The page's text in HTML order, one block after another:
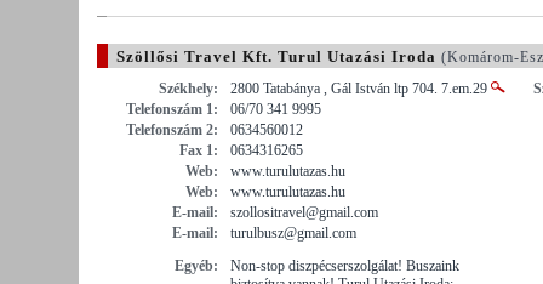
Szöllősi Travel Kft. Turul Utazási Iroda (Komárom-
Székhely:
2800 Tatabánya , Gál István ltp 704. 7.em.29
Telefonszám 1:
06/70 341 9995
Telefonszám 2:
0634560012
Fax 1:
0634316265
Web:
www.turulutazas.hu
Web:
www.turulutazas.hu
E-mail:
szollositravel@gmail.com
E-mail:
turulbusz@gmail.com
Egyéb:
Non-stop diszpécserszolgálat! Buszaink